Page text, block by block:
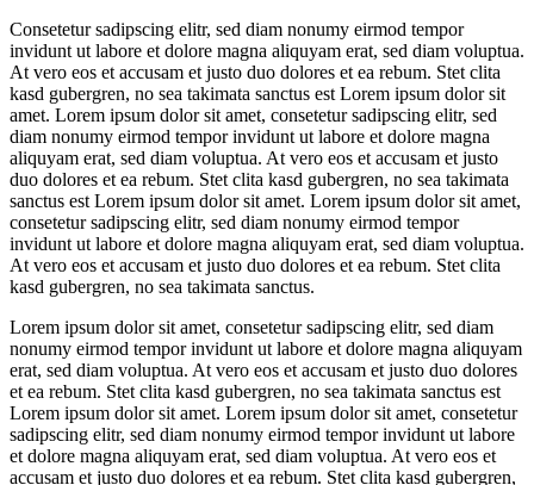
Consetetur sadipscing elitr, sed diam nonumy eirmod tempor
invidunt ut labore et dolore magna aliquyam erat, sed diam voluptua.
At vero eos et accusam et justo duo dolores et ea rebum. Stet clita
kasd gubergren, no sea takimata sanctus est Lorem ipsum dolor sit
amet. Lorem ipsum dolor sit amet, consetetur sadipscing elitr, sed
diam nonumy eirmod tempor invidunt ut labore et dolore magna
aliquyam erat, sed diam voluptua. At vero eos et accusam et justo
duo dolores et ea rebum. Stet clita kasd gubergren, no sea takimata
sanctus est Lorem ipsum dolor sit amet. Lorem ipsum dolor sit amet,
consetetur sadipscing elitr, sed diam nonumy eirmod tempor
invidunt ut labore et dolore magna aliquyam erat, sed diam voluptua.
At vero eos et accusam et justo duo dolores et ea rebum. Stet clita
kasd gubergren, no sea takimata sanctus.
Lorem ipsum dolor sit amet, consetetur sadipscing elitr, sed diam
nonumy eirmod tempor invidunt ut labore et dolore magna aliquyam
erat, sed diam voluptua. At vero eos et accusam et justo duo dolores
et ea rebum. Stet clita kasd gubergren, no sea takimata sanctus est
Lorem ipsum dolor sit amet. Lorem ipsum dolor sit amet, consetetur
sadipscing elitr, sed diam nonumy eirmod tempor invidunt ut labore
et dolore magna aliquyam erat, sed diam voluptua. At vero eos et
accusam et justo duo dolores et ea rebum. Stet clita kasd gubergren,